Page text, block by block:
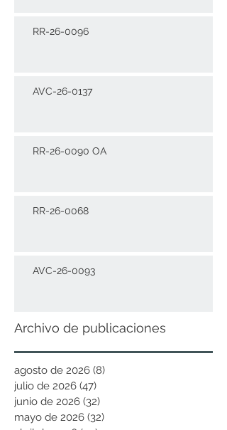
RR-26-0096
AVC-26-0137
RR-26-0090 OA
RR-26-0068
AVC-26-0093
Archivo de publicaciones
agosto de 2026 (8)
julio de 2026 (47)
junio de 2026 (32)
mayo de 2026 (32)